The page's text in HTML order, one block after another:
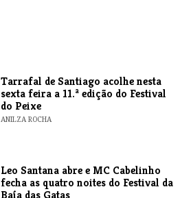
Tarrafal de Santiago acolhe nesta
sexta feira a 11.ª edição do Festival
do Peixe
ANILZA ROCHA
​Leo Santana abre e MC Cabelinho
fecha as quatro noites do Festival da
Baía das Gatas